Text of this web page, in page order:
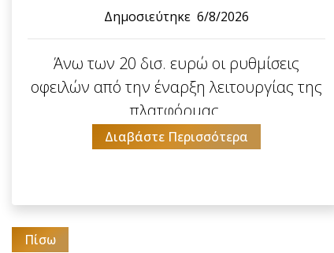
Δημοσιεύτηκε 6/8/2026
Άνω των 20 δισ. ευρώ οι ρυθμίσεις
οφειλών από την έναρξη λειτουργίας της
πλατφόρμας.
Διαβάστε Περισσότερα
Πίσω